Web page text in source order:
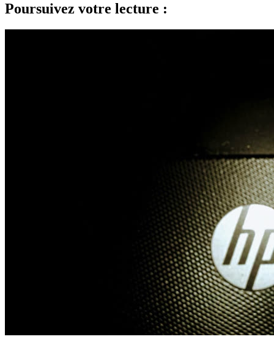
Poursuivez votre lecture :